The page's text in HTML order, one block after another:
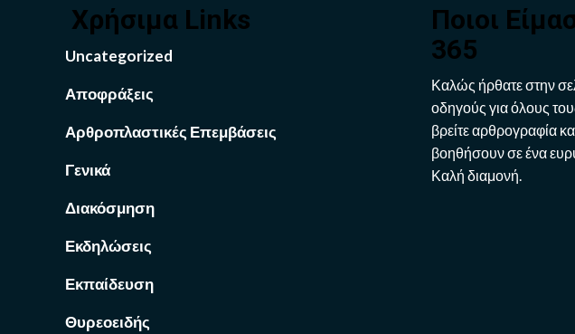
Χρήσιμα Links
Uncategorized
Αποφράξεις
Αρθροπλαστικές Επεμβάσεις
Γενικά
Διακόσμηση
Εκδηλώσεις
Εκπαίδευση
Θυρεοειδής
Ποιοι
365
Καλώς ήρθατε στην
οδηγούς για όλους
βρείτε αρθρογραφία
βοηθήσουν σε ένα
Καλή διαμονή.